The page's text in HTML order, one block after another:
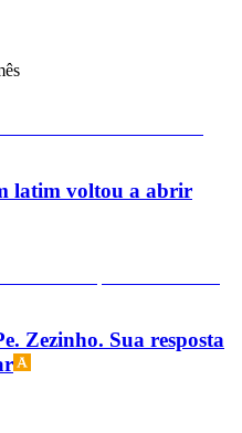
latim voltou a abrir
Zezinho. Sua resposta